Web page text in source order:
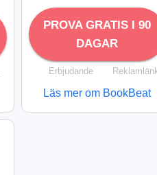
PROVA GRATIS I 90
DAGAR
Erbjudande
Läs mer om BookBeat